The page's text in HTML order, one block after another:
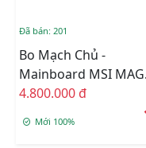
Đã bán: 201
Bo Mạch Chủ -
Mainboard MSI MAG
X570 TOMAHAWK WIFI
4.800.000 đ
Mới 100%